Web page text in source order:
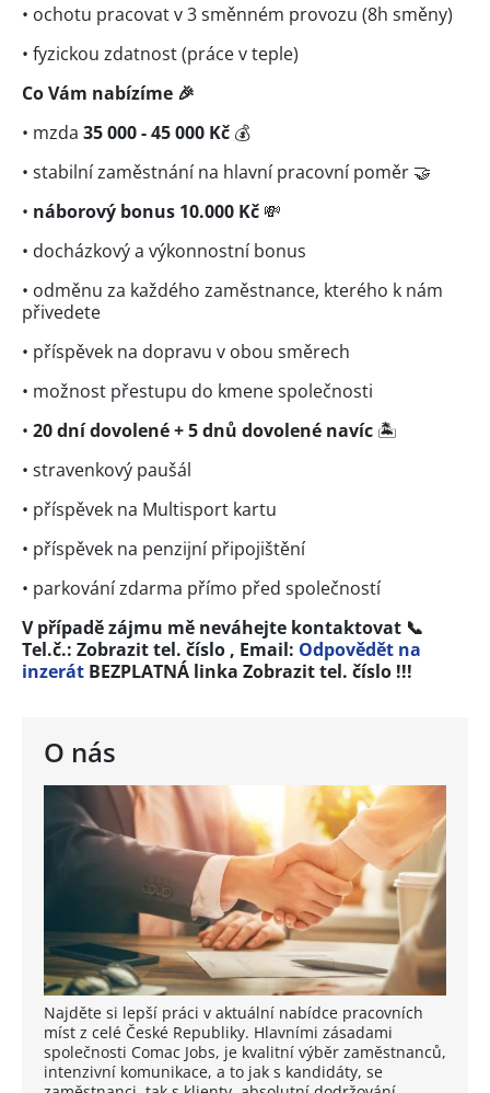
O nás
Najděte si lepší práci v aktuální nabídce pracovních
míst z celé České Republiky. Hlavními zásadami
společnosti Comac Jobs, je kvalitní výběr zaměstnanců,
intenzivní komunikace, a to jak s kandidáty, se
• ochotu pracovat v 3 směnném provozu (8h směny)
• fyzickou zdatnost (práce v teple)
Co Vám nabízíme 🎉
• mzda 35 000 - 45 000 Kč 💰
• stabilní zaměstnání na hlavní pracovní poměr 🤝
• náborový bonus 10.000 Kč 💸
• docházkový a výkonnostní bonus
• odměnu za každého zaměstnance, kterého k nám
přivedete
• příspěvek na dopravu v obou směrech
• možnost přestupu do kmene společnosti
• 20 dní dovolené + 5 dnů dovolené navíc 🏝
• stravenkový paušál
• příspěvek na Multisport kartu
• příspěvek na penzijní připojištění
• parkování zdarma přímo před společností
V případě zájmu mě neváhejte kontaktovat 📞
Tel.č.: Zobrazit tel. číslo , Email: Odpovědět na
inzerát BEZPLATNÁ linka Zobrazit tel. číslo !!!